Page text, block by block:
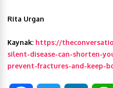
Rita Urgan
Kaynak: https://
silent-disease-can-shorten-
prevent-fractures-and-keep-